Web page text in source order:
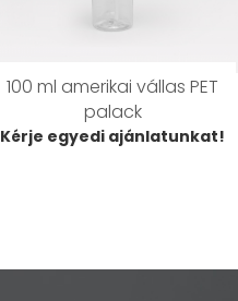
100 ml amerikai vállas PET
palack
Kérje egyedi ajánlatunkat!